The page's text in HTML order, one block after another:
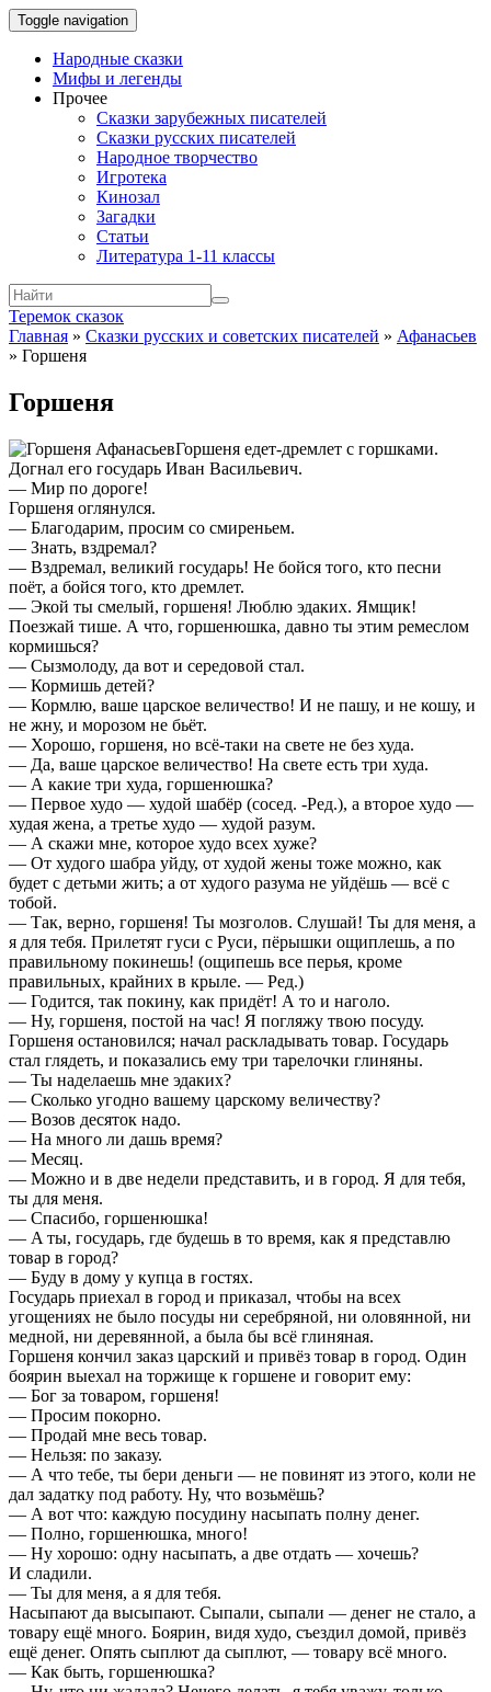
Toggle navigation
Народные сказки
Мифы и легенды
Прочее
Сказки зарубежных писателей
Сказки русских писателей
Народное творчество
Игротека
Кинозал
Загадки
Статьи
Литература 1-11 классы
Теремок сказок
Главная » Сказки русских и советских писателей » Афанасьев
» Горшеня
Горшеня
Горшеня едет-дремлет с горшками.
Догнал его государь Иван Васильевич.
— Мир по дороге!
Горшеня оглянулся.
— Благодарим, просим со смиреньем.
— Знать, вздремал?
— Вздремал, великий государь! Не бойся того, кто песни
поёт, а бойся того, кто дремлет.
— Экой ты смелый, горшеня! Люблю эдаких. Ямщик!
Поезжай тише. А что, горшенюшка, давно ты этим ремеслом
кормишься?
— Сызмолоду, да вот и середовой стал.
— Кормишь детей?
— Кормлю, ваше царское величество! И не пашу, и не кошу, и
не жну, и морозом не бьёт.
— Хорошо, горшеня, но всё-таки на свете не без худа.
— Да, ваше царское величество! На свете есть три худа.
— А какие три худа, горшенюшка?
— Первое худо — худой шабёр (сосед. -Ред.), а второе худо —
худая жена, а третье худо — худой разум.
— А скажи мне, которое худо всех хуже?
— От худого шабра уйду, от худой жены тоже можно, как
будет с детьми жить; а от худого разума не уйдёшь — всё с
тобой.
— Так, верно, горшеня! Ты мозголов. Слушай! Ты для меня, а
я для тебя. Прилетят гуси с Руси, пёрышки ощиплешь, а по
правильному покинешь! (ощипешь все перья, кроме
правильных, крайних в крыле. — Ред.)
— Годится, так покину, как придёт! А то и наголо.
— Ну, горшеня, постой на час! Я погляжу твою посуду.
Горшеня остановился; начал раскладывать товар. Государь
стал глядеть, и показались ему три тарелочки глиняны.
— Ты наделаешь мне эдаких?
— Сколько угодно вашему царскому величеству?
— Возов десяток надо.
— На много ли дашь время?
— Месяц.
— Можно и в две недели представить, и в город. Я для тебя,
ты для меня.
— Спасибо, горшенюшка!
— A ты, государь, где будешь в то время, как я представлю
товар в город?
— Буду в дому у купца в гостях.
Государь приехал в город и приказал, чтобы на всех
угощениях не было посуды ни серебряной, ни оловянной, ни
медной, ни деревянной, а была бы всё глиняная.
Горшеня кончил заказ царский и привёз товар в город. Один
боярин выехал на торжище к горшене и говорит ему:
— Бог за товаром, горшеня!
— Просим покорно.
— Продай мне весь товар.
— Нельзя: по заказу.
— А что тебе, ты бери деньги — не повинят из этого, коли не
дал задатку под работу. Ну, что возьмёшь?
— А вот что: каждую посудину насыпать полну денег.
— Полно, горшенюшка, много!
— Ну хорошо: одну насыпать, а две отдать — хочешь?
И сладили.
— Ты для меня, а я для тебя.
Насыпают да высыпают. Сыпали, сыпали — денег не стало, а
товару ещё много. Боярин, видя худо, съездил домой, привёз
ещё денег. Опять сыплют да сыплют, — товару всё много.
— Как быть, горшенюшка?